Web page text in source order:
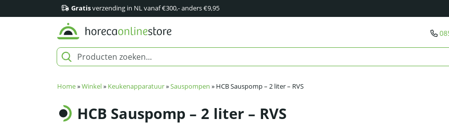
Gratisverzending in NL vanaf €300,- anders €9,95
Home»Winkel» Keukenapparatuur»Sauspompen » HCB Sauspomp – 2 liter – RVS
HCB Sauspomp – 2 liter – RVS